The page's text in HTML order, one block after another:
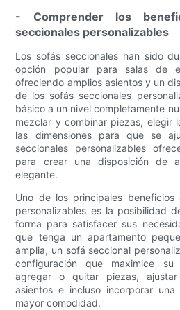
- Comprender los
seccionales personalizables
Los sofás seccionales han sido
opción popular para salas de
ofreciendo amplios asientos y un
de los sofás seccionales
básico a un nivel completamente
mezclar y combinar piezas, elegir
las dimensiones para que se
seccionales personalizables
para crear una disposición de
elegante.
Uno de los principales beneficios
personalizables es la posibilidad
forma para satisfacer sus
que tenga un apartamento
amplia, un sofá seccional
configuración que maximice su
agregar o quitar piezas,
asientos e incluso incorporar
mayor comodidad.